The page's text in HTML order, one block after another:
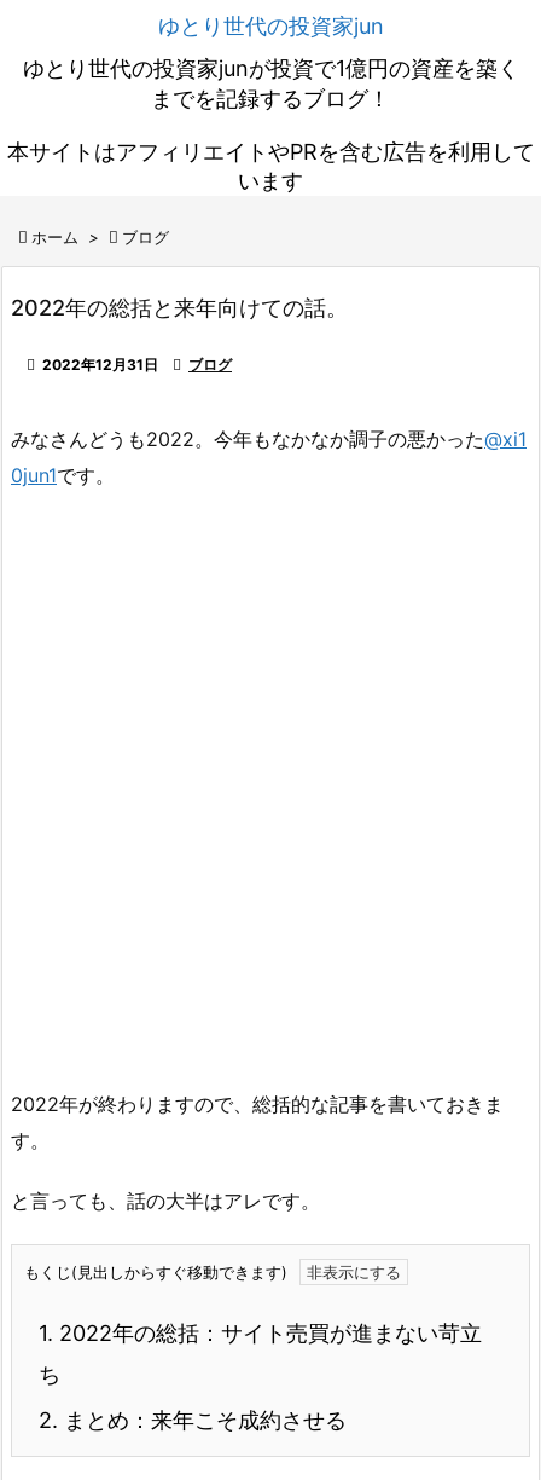
ゆとり世代の投資家jun
ゆとり世代の投資家junが投資で1億円の資産を築く
までを記録するブログ！
本サイトはアフィリエイトやPRを含む広告を利用して
います
 ホーム >  ブログ
2022年の総括と来年向けての話。
 2022年12月31日  ブログ
みなさんどうも2022。今年もなかなか調子の悪かった@xi1
0jun1です。
2022年が終わりますので、総括的な記事を書いておきま
す。
と言っても、話の大半はアレです。
もくじ(見出しからすぐ移動できます)
1. 2022年の総括：サイト売買が進まない苛立
ち
2. まとめ：来年こそ成約させる